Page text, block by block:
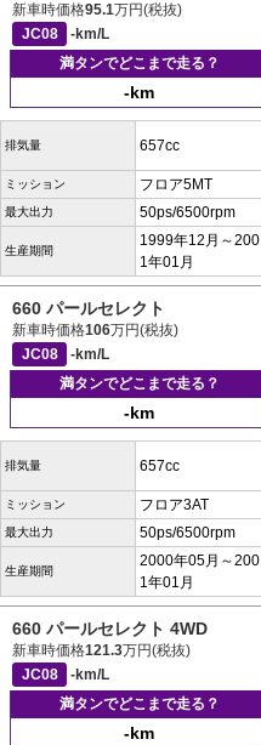
新車時価格95.1万円(税抜)
JC08
-km/L
満タンでどこまで走る？
-km
排気量 657cc
ミッション フロア5MT
最大出力 50ps/6500rpm
生産期間
1999年12月～200
1年01月
660 パールセレクト
新車時価格106万円(税抜)
JC08
-km/L
満タンでどこまで走る？
-km
排気量 657cc
ミッション フロア3AT
最大出力 50ps/6500rpm
生産期間
2000年05月～200
1年01月
660 パールセレクト 4WD
新車時価格121.3万円(税抜)
JC08
-km/L
満タンでどこまで走る？
-km